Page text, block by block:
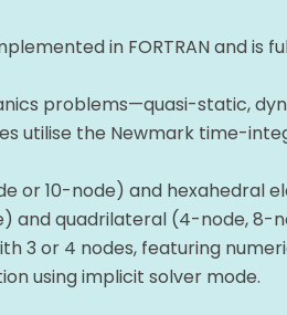
in FORTRAN and
problems—quasi-static,
utilise the Newmark time-
or 10-node) and hexahedral
and quadrilateral (4-node, 8-
3 or 4 nodes, featuring
using implicit solver mode.